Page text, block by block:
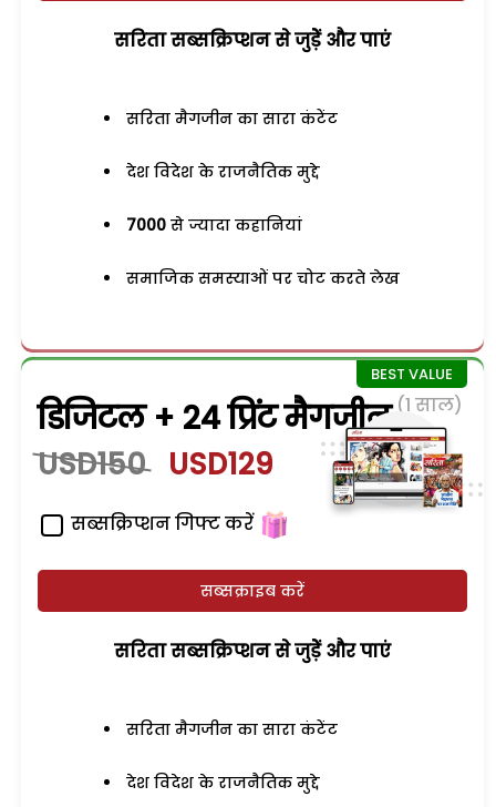
सरिता सब्सक्रिप्शन से जुड़ेें और पाएं
सरिता मैगजीन का सारा कंटेंट
देश विदेश के राजनैतिक मुद्दे
7000 से ज्यादा कहानियां
समाजिक समस्याओं पर चोट करते लेख
डिजिटल + 24 प्रिंट मैगजीन (1 साल)
USD150 USD129
सब्सक्रिप्शन गिफ्ट करें
सब्सक्राइब करें
सरिता सब्सक्रिप्शन से जुड़ेें और पाएं
सरिता मैगजीन का सारा कंटेंट
देश विदेश के राजनैतिक मुद्दे